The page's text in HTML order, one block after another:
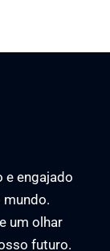
e engajado
um olhar
futuro.